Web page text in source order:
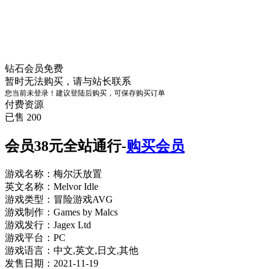
钻石会员免费
暂时无法购买，请与站长联系
您当前未登录！建议登陆后购买，可保存购买订单
付费资源
已售 200
会员38元全站通行-购买会员
游戏名称：梅尔沃放置
英文名称：Melvor Idle
游戏类型：冒险游戏AVG
游戏制作：Games by Malcs
游戏发行：Jagex Ltd
游戏平台：PC
游戏语言：中文,英文,日文,其他
发售日期：2021-11-19